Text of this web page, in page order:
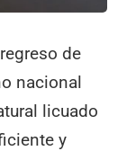
de
nacional
licuado
y